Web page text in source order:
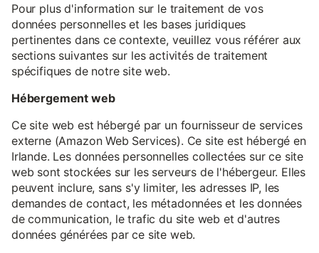
Pour plus d'information sur le traitement de vos
données personnelles et les bases juridiques
pertinentes dans ce contexte, veuillez vous référer aux
sections suivantes sur les activités de traitement
spécifiques de notre site web.
Hébergement web
Ce site web est hébergé par un fournisseur de services
externe (Amazon Web Services). Ce site est hébergé en
Irlande. Les données personnelles collectées sur ce site
web sont stockées sur les serveurs de l'hébergeur. Elles
peuvent inclure, sans s'y limiter, les adresses IP, les
demandes de contact, les métadonnées et les données
de communication, le trafic du site web et d'autres
données générées par ce site web.